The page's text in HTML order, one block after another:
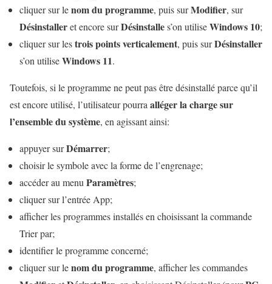
cliquer sur lenom du programme, puis surModifier, sur
Désinstalleret encore surDésinstalles’on utiliseWindows 10;
cliquer sur lestrois points verticalement, puis surDésinstaller
s’on utiliseWindows 11.
Toutefois, si le programme ne peut pas être désinstallé parce qu’il
est encore utilisé, l’utilisateur pourra alléger la charge sur
l’ensemble du système, en agissant ainsi:
appuyer surDémarrer;
choisir le symbole avec la forme de l’engrenage;
accéder au menu Paramètres;
cliquer sur l’entrée App;
afficher les programmes installés en choisissant la commande
Trier par;
identifier le programme concerné;
cliquer sur lenom du programme, afficher les commandes